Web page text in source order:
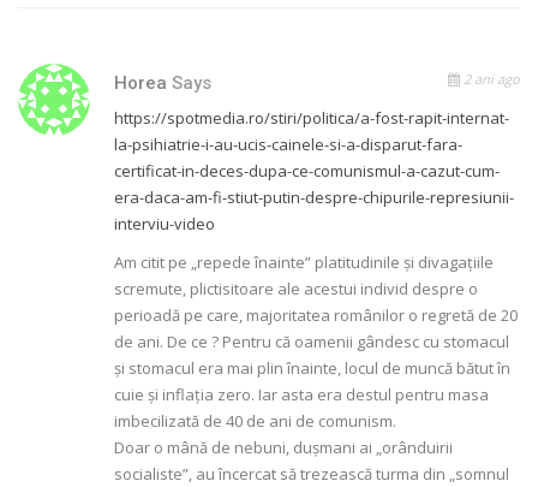
Horea Says 2 ani ago
https://spotmedia.ro/stiri/politica/a-fost-rapit-internat-
la-psihiatrie-i-au-ucis-cainele-si-a-disparut-fara-
certificat-in-deces-dupa-ce-comunismul-a-cazut-cum-
era-daca-am-fi-stiut-putin-despre-chipurile-represiunii-
interviu-video
Am citit pe „repede înainte” platitudinile și divagațiile
scremute, plictisitoare ale acestui individ despre o
perioadă pe care, majoritatea românilor o regretă de 20
de ani. De ce ? Pentru că oamenii gândesc cu stomacul
și stomacul era mai plin înainte, locul de muncă bătut în
cuie și inflația zero. Iar asta era destul pentru masa
imbecilizată de 40 de ani de comunism.
Doar o mână de nebuni, dușmani ai „orânduirii
socialiste”, au încercat să trezească turma din „somnul